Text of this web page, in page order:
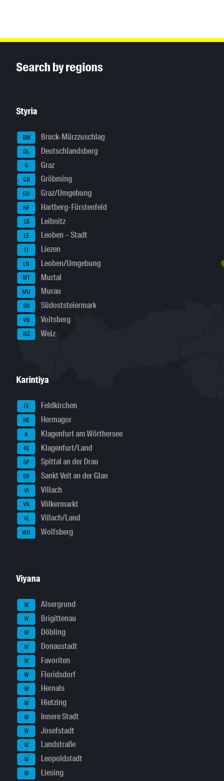
Search by regions
Styria
BM Bruck-Mürzzuschlag
DL Deutschlandsberg
G Graz
GB Gröbming
GU Graz/Umgebung
HF Hartberg-Fürstenfeld
LB Leibnitz
LE Leoben – Stadt
LI Liezen
LN Leoben/Umgebung
MT Murtal
MU Murau
SO Südoststeiermark
VO Voitsberg
WZ Weiz
Karintiya
FE Feldkirchen
HE Hermagor
K Klagenfurt am Wörthersee
KL Klagenfurt/Land
SP Spittal an der Drau
SV Sankt Veit an der Glan
VI Villach
VK Völkermarkt
VL Villach/Land
WO Wolfsberg
Viyana
W Alsergrund
W Brigittenau
W Döbling
W Donaustadt
W Favoriten
W Floridsdorf
W Hernals
W Hietzing
W Innere Stadt
W Josefstadt
W Landstraße
W Leopoldstadt
W Liesing